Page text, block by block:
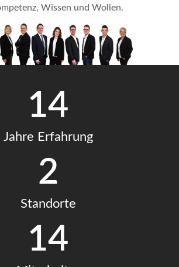
Wissen und Wollen.
14
Jahre Erfahrung
2
Standorte
14